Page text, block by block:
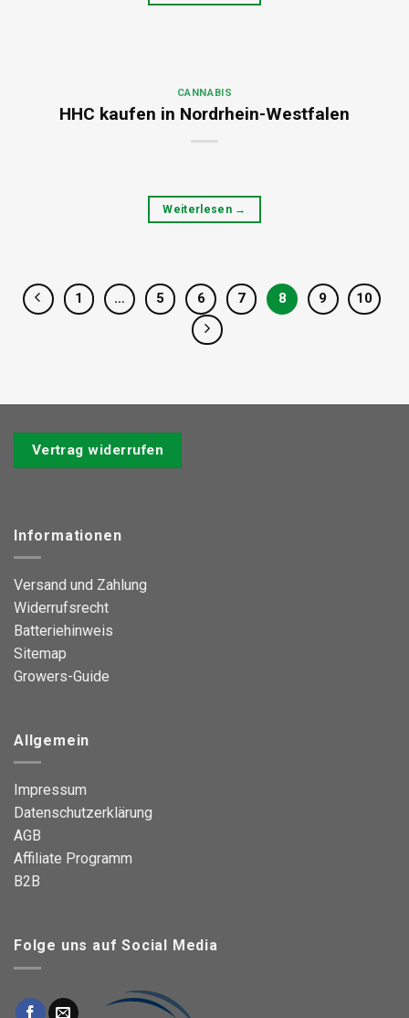
CANNABIS
HHC kaufen in Nordrhein-Westfalen
Weiterlesen →
1 … 5 6 7 8 9 10
Vertrag widerrufen
Informationen
Versand und Zahlung
Widerrufsrecht
Batteriehinweis
Sitemap
Growers-Guide
Allgemein
Impressum
Datenschutzerklärung
AGB
Affiliate Programm
B2B
Folge uns auf Social Media